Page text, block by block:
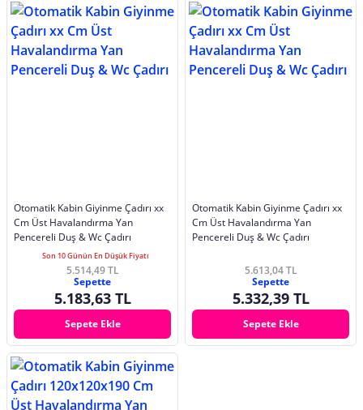
Otomatik Kabin Giyinme Çadırı xx
Cm Üst Havalandırma Yan
Pencereli Duş & Wc Çadırı
Son 10 Günün En Düşük Fiyatı
5.514,49 TL
Sepette
5.183,63 TL
Sepete Ekle
Otomatik Kabin Giyinme Çadırı xx
Cm Üst Havalandırma Yan
Pencereli Duş & Wc Çadırı
5.613,04 TL
Sepette
5.332,39 TL
Sepete Ekle